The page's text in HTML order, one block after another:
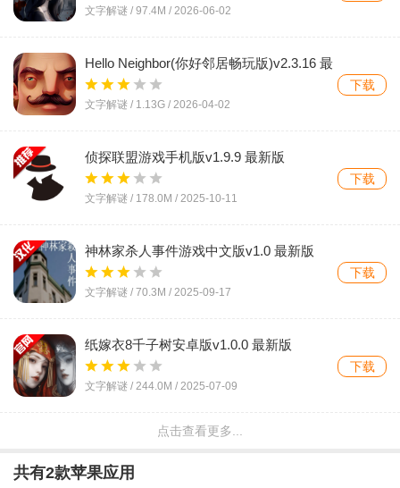
文字解谜 / 97.4M / 2026-06-02
Hello Neighbor(你好邻居畅玩版)v2.3.16 最
新版
文字解谜 / 1.13G / 2026-04-02
下载
侦探联盟游戏手机版v1.9.9 最新版
文字解谜 / 178.0M / 2025-10-11
下载
神林家杀人事件游戏中文版v1.0 最新版
文字解谜 / 70.3M / 2025-09-17
下载
纸嫁衣8千子树安卓版v1.0.0 最新版
文字解谜 / 244.0M / 2025-07-09
下载
霍普先生的剧院2HD版v1.0.0.6 最新版
动作冒险 /
点击查看更多...
共有2款苹果应用